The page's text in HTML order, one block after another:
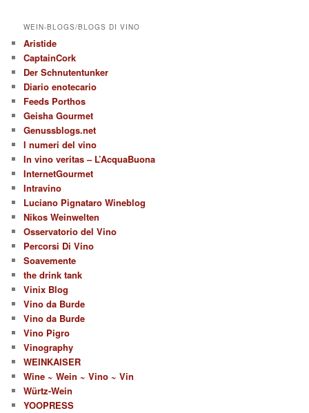
WEIN-BLOGS/BLOGS DI VINO
Aristide
CaptainCork
Der Schnutentunker
Diario enotecario
Feeds Porthos
Geisha Gourmet
Genussblogs.net
I numeri del vino
In vino veritas – L’AcquaBuona
InternetGourmet
Intravino
Luciano Pignataro Wineblog
Nikos Weinwelten
Osservatorio del Vino
Percorsi Di Vino
Soavemente
the drink tank
Vinix Blog
Vino da Burde
Vino da Burde
Vino Pigro
Vinography
WEINKAISER
Wine ~ Wein ~ Vino ~ Vin
Würtz-Wein
YOOPRESS